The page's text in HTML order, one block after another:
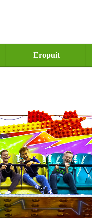
Eropuit